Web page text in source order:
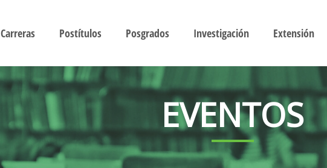
Carreras Postítulos Posgrados Investigación Extensión
EVENTOS